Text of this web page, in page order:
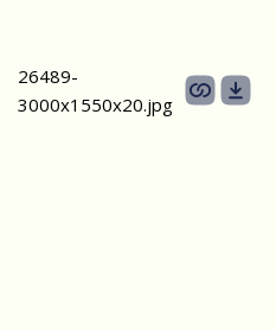
26489-
3000х1550х20.jpg